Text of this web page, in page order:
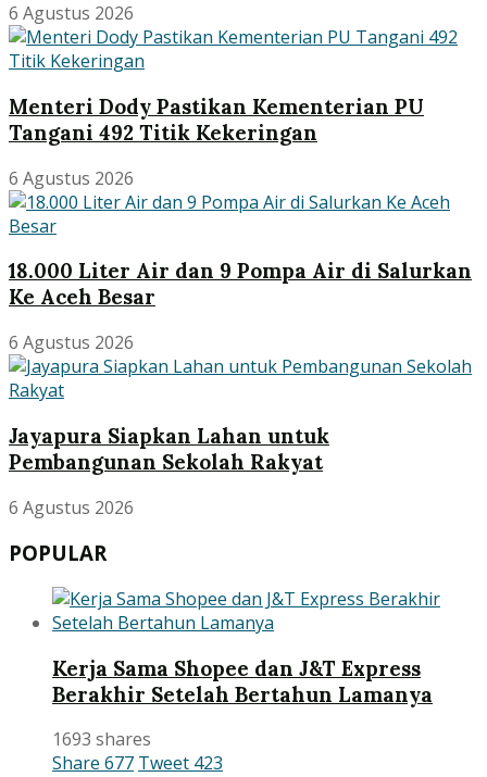
6 Agustus 2026
Menteri Dody Pastikan Kementerian PU
Tangani 492 Titik Kekeringan
6 Agustus 2026
18.000 Liter Air dan 9 Pompa Air di Salurkan
Ke Aceh Besar
6 Agustus 2026
Jayapura Siapkan Lahan untuk
Pembangunan Sekolah Rakyat
6 Agustus 2026
POPULAR
Kerja Sama Shopee dan J&T Express
Berakhir Setelah Bertahun Lamanya
1693 shares
Share 677 Tweet 423